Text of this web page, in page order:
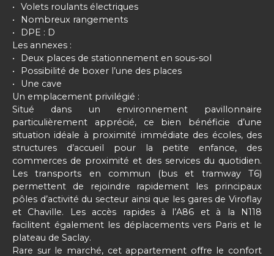
Volets roulants électriques
Nombreux rangements
DPE : D
Les annexes :
Deux places de stationnement en sous-sol
Possibilité de boxer l’une des places
Une cave
Un emplacement privilégié :
Situé dans un environnement pavillonnaire
particulièrement apprécié, ce bien bénéficie d’une
situation idéale à proximité immédiate des écoles, des
structures d’accueil pour la petite enfance, des
commerces de proximité et des services du quotidien.
Les transports en commun (bus et tramway T6)
permettent de rejoindre rapidement les principaux
pôles d’activité du secteur ainsi que les gares de Viroflay
et Chaville. Les accès rapides à l’A86 et à la N118
facilitent également les déplacements vers Paris et le
plateau de Saclay.
Rare sur le marché, cet appartement offre le confort